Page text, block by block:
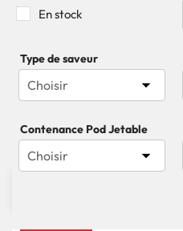
En stock
Type de saveur
Choisir 
Contenance Pod Jetable
Choisir 